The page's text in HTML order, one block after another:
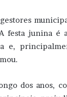
festa junina é
e,
dos anos,